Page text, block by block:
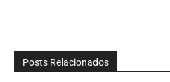
Posts Relacionados